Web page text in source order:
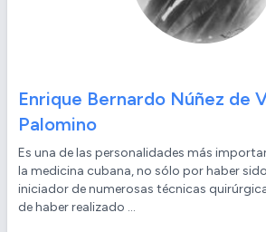
Enrique Bernardo Núñez de
Palomino
Es una de las personalidades más
la medicina cubana, no sólo por haber
iniciador de numerosas técnicas
de haber realizado ...